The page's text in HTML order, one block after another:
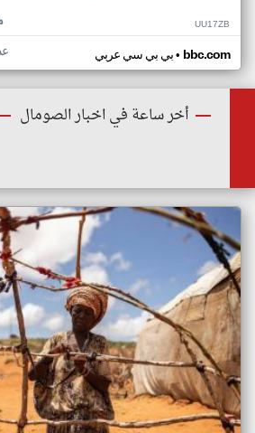
UU17ZB
بي بي سي عربي• bbc.com
أخر ساعة في اخبار الصومال